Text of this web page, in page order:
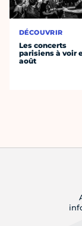
DÉCOUVRIR
Les concerts
parisiens à voir
août